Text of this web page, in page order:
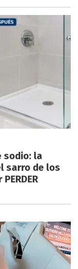
sodio: la
sarro de los